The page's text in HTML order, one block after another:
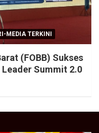
MEDIA TERKINI
(FOBB) Sukses
Summit 2.0